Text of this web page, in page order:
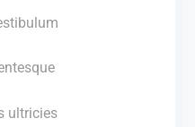
ultricies